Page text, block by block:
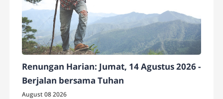
Renungan Harian: Jumat, 14 Agustus 2026 -
Berjalan bersama Tuhan
August 08 2026